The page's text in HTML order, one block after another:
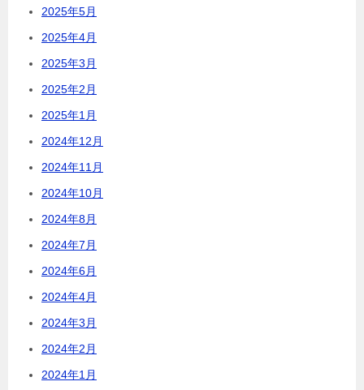
2025年5月
2025年4月
2025年3月
2025年2月
2025年1月
2024年12月
2024年11月
2024年10月
2024年8月
2024年7月
2024年6月
2024年4月
2024年3月
2024年2月
2024年1月